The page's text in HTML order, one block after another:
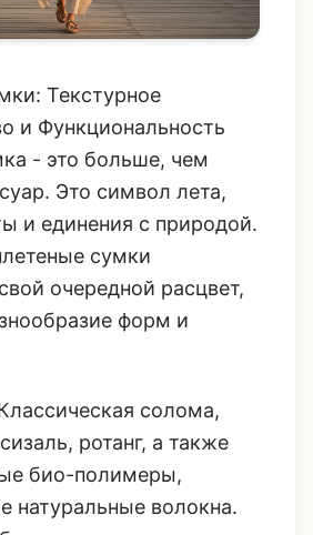
Текстурное
и Функциональность
- это больше, чем
Это символ лета,
и единения с природой.
сумки
очередной расцвет,
форм и
солома,
ротанг, а также
био-полимеры,
натуральные волокна.